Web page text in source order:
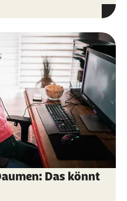
Mehr rechtliche
ist jetzt
Das könnt